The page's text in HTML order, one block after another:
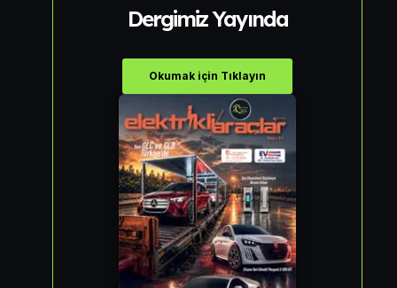
Dergimiz Yayında
Okumak için Tıklayın